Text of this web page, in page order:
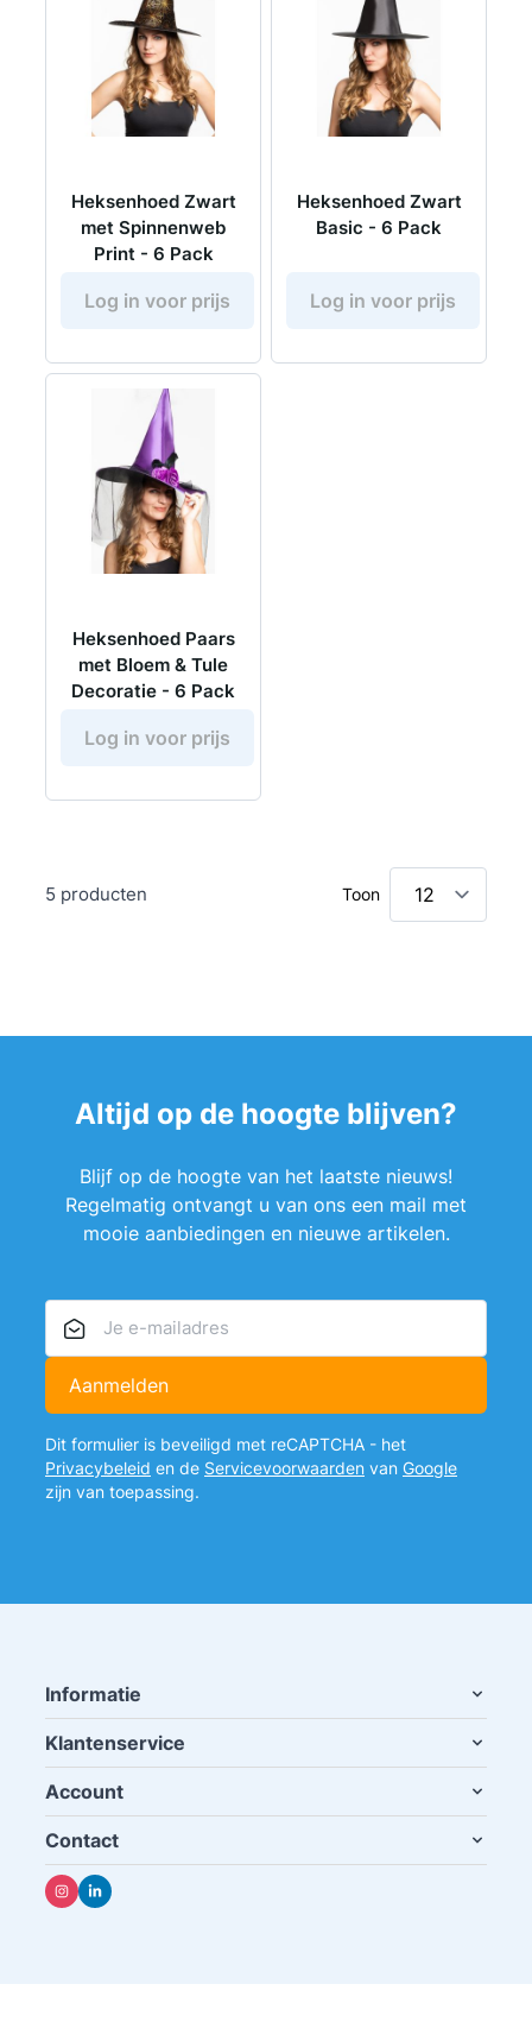
Heksenhoed Zwart
met Spinnenweb
Print - 6 Pack
Log in voor prijs
Heksenhoed Zwart
Basic - 6 Pack
Log in voor prijs
Heksenhoed Paars
met Bloem & Tule
Decoratie - 6 Pack
Log in voor prijs
5 producten Toon
Altijd op de hoogte blijven?
Blijf op de hoogte van het laatste nieuws!
Regelmatig ontvangt u van ons een mail met
mooie aanbiedingen en nieuwe artikelen.
Aanmelden
Dit formulier is beveiligd met reCAPTCHA - het
Privacybeleid en de Servicevoorwaarden van Google
zijn van toepassing.
Informatie
Klantenservice
Account
Contact